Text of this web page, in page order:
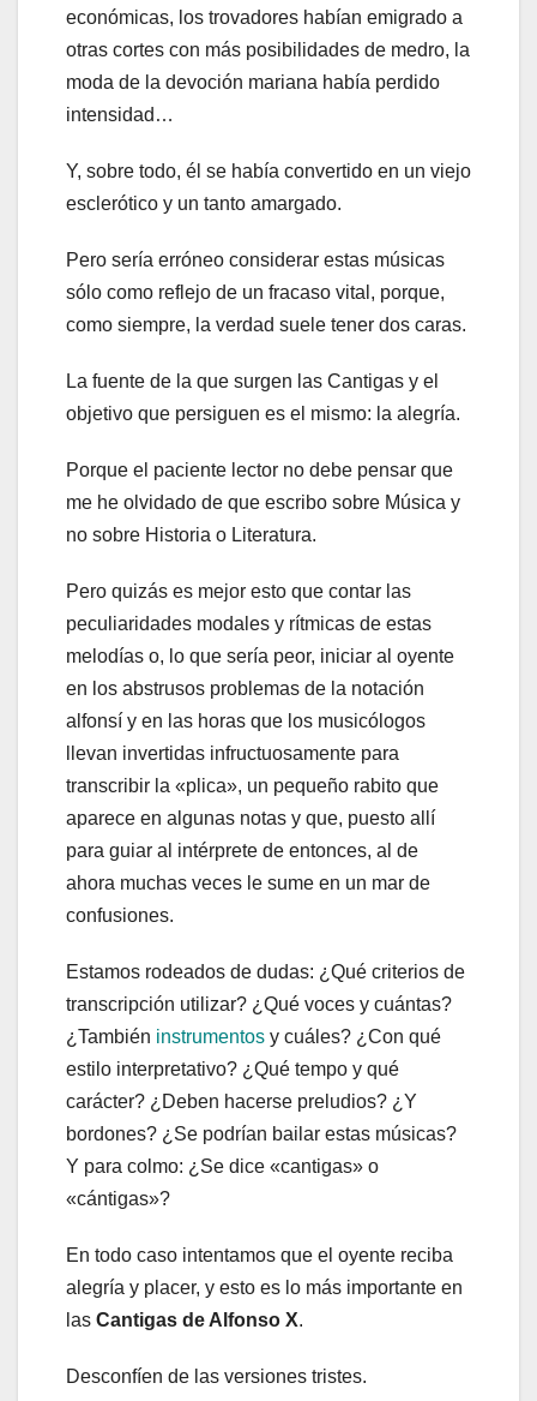
económicas, los trovadores habían emigrado a
otras cortes con más posibilidades de medro, la
moda de la devoción mariana había perdido
intensidad…
Y, sobre todo, él se había convertido en un viejo
esclerótico y un tanto amargado.
Pero sería erróneo considerar estas músicas
sólo como reflejo de un fracaso vital, porque,
como siempre, la verdad suele tener dos caras.
La fuente de la que surgen las Cantigas y el
objetivo que persiguen es el mismo: la alegría.
Porque el paciente lector no debe pensar que
me he olvidado de que escribo sobre Música y
no sobre Historia o Literatura.
Pero quizás es mejor esto que contar las
peculiaridades modales y rítmicas de estas
melodías o, lo que sería peor, iniciar al oyente
en los abstrusos problemas de la notación
alfonsí y en las horas que los musicólogos
llevan invertidas infructuosamente para
transcribir la «plica», un pequeño rabito que
aparece en algunas notas y que, puesto allí
para guiar al intérprete de entonces, al de
ahora muchas veces le sume en un mar de
confusiones.
Estamos rodeados de dudas: ¿Qué criterios de
transcripción utilizar? ¿Qué voces y cuántas?
¿También instrumentos y cuáles? ¿Con qué
estilo interpretativo? ¿Qué tempo y qué
carácter? ¿Deben hacerse preludios? ¿Y
bordones? ¿Se podrían bailar estas músicas?
Y para colmo: ¿Se dice «cantigas» o
«cántigas»?
En todo caso intentamos que el oyente reciba
alegría y placer, y esto es lo más importante en
las Cantigas de Alfonso X.
Desconfíen de las versiones tristes.